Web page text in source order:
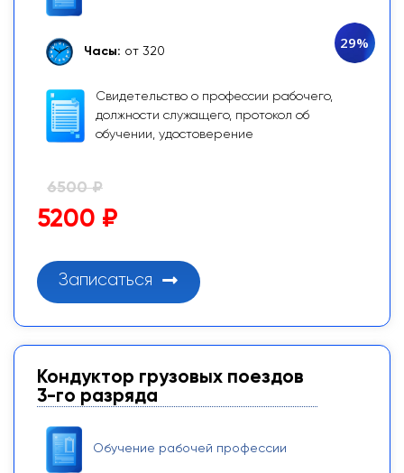
Часы: от 320
Свидетельство о профессии рабочего,
должности служащего, протокол об
обучении, удостоверение
29%
6500 ₽
5200 ₽
Записаться
Кондуктор грузовых поездов
3-го разряда
Обучение рабочей профессии